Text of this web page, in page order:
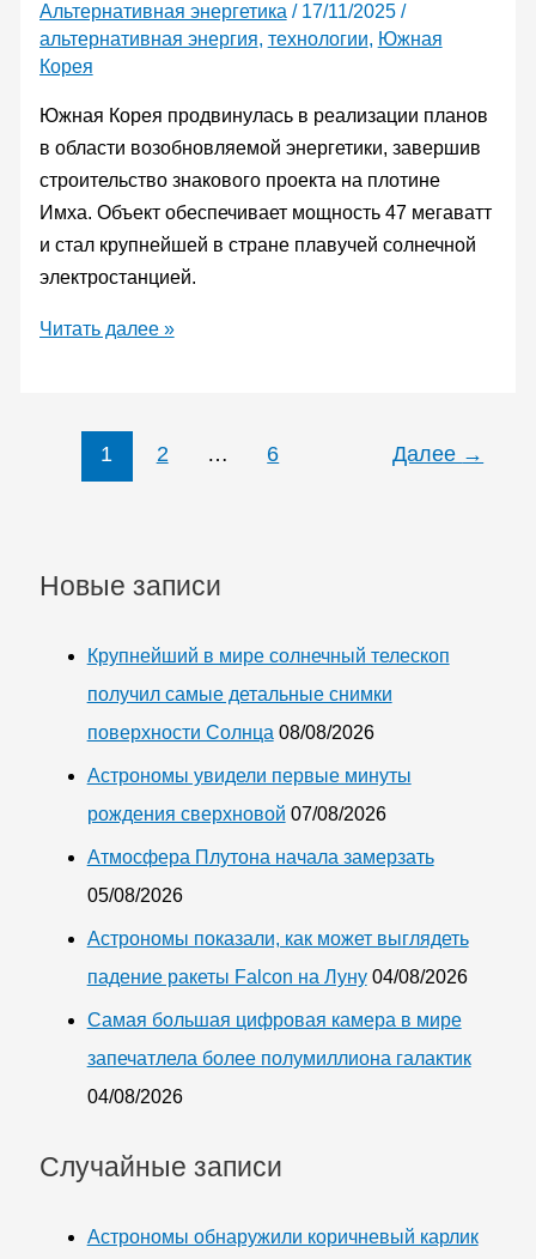
передачу
энергии
Землю
Альтернативная энергетика / 17/11/2025 /
альтернативная энергия, технологии, Южная
Корея
Южная Корея продвинулась в реализации планов
в области возобновляемой энергетики, завершив
строительство знакового проекта на плотине
Имха. Объект обеспечивает мощность 47 мегаватт
и стал крупнейшей в стране плавучей солнечной
электростанцией.
В
крупнейшую
солнечную
Читать далее »
1 2 … 6 Далее →
Новые записи
Крупнейший в мире солнечный телескоп
получил самые детальные снимки
поверхности Солнца 08/08/2026
Астрономы увидели первые минуты
рождения сверхновой 07/08/2026
Атмосфера Плутона начала замерзать
05/08/2026
Астрономы показали, как может выглядеть
падение ракеты Falcon на Луну 04/08/2026
Самая большая цифровая камера в мире
запечатлела более полумиллиона галактик
04/08/2026
Случайные записи
Астрономы обнаружили коричневый карлик